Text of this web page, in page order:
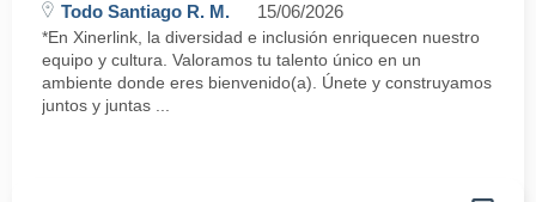
Todo Santiago R. M. 15/06/2026
*En Xinerlink, la diversidad e inclusión enriquecen nuestro
equipo y cultura. Valoramos tu talento único en un
ambiente donde eres bienvenido(a). Únete y construyamos
juntos y juntas ...